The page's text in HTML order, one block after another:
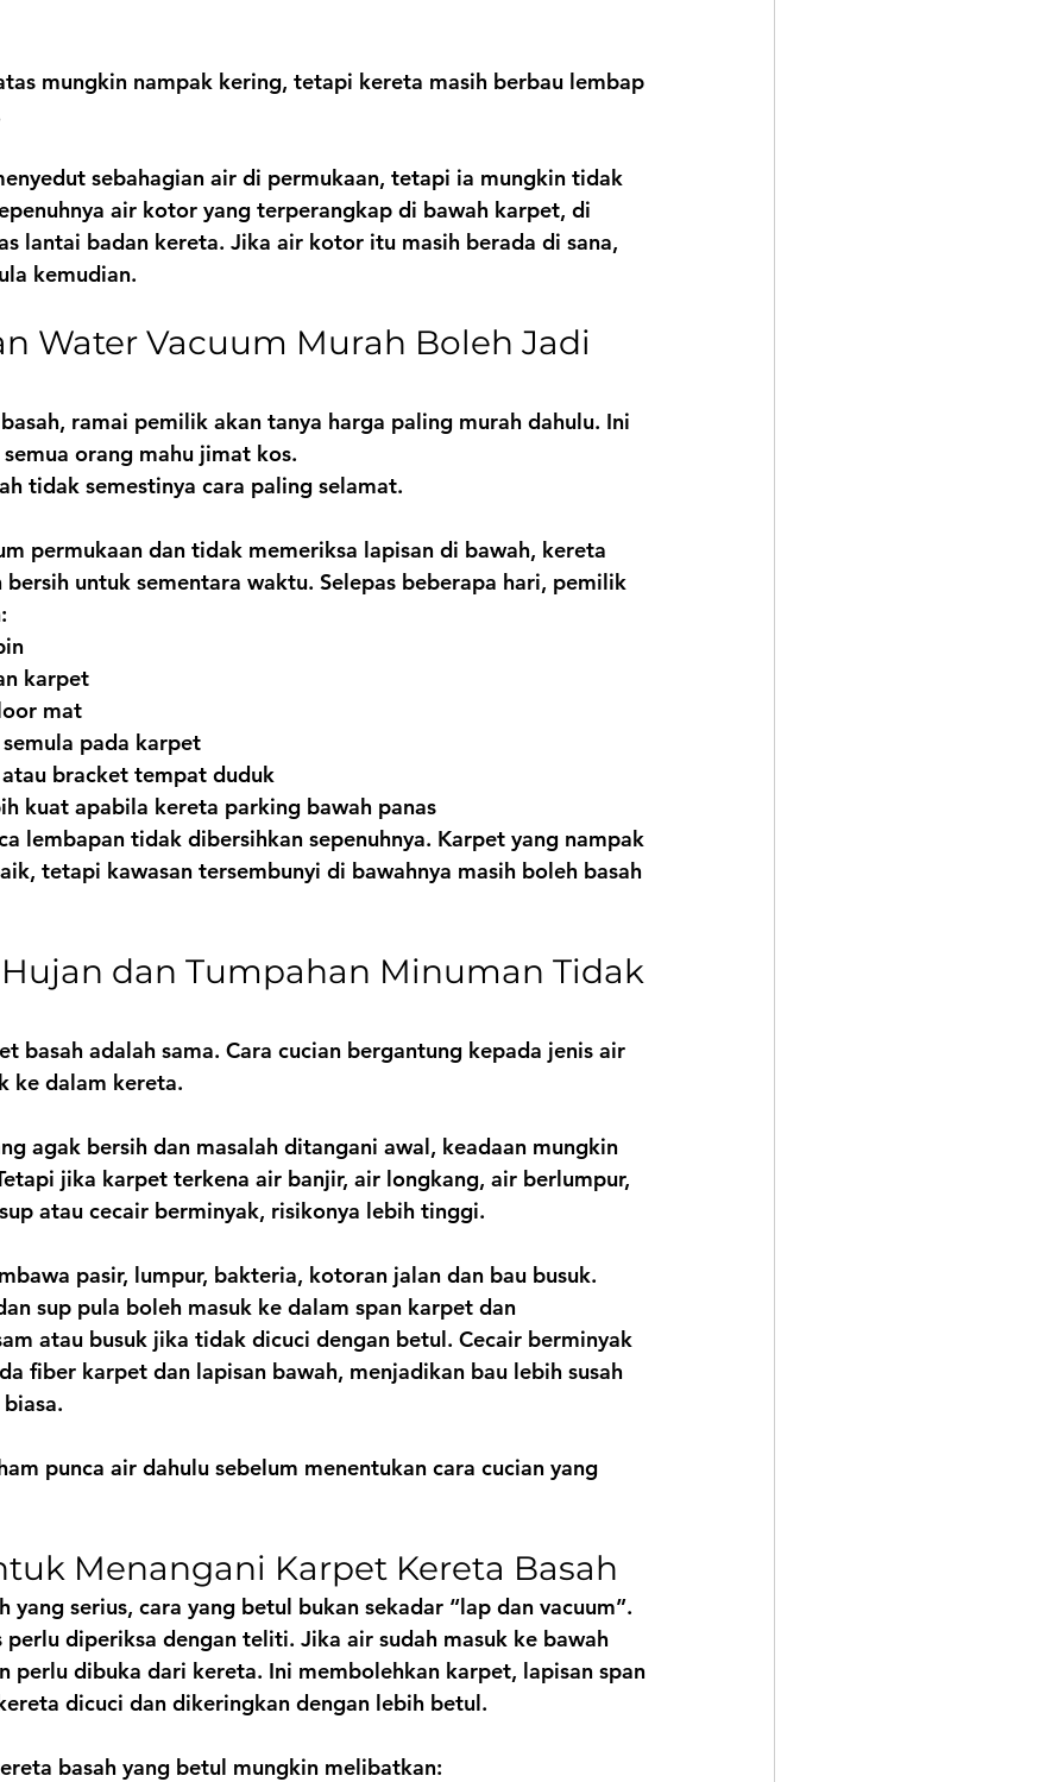
mungkin nampak kering, tetapi kereta masih berbau lembap
sebahagian air di permukaan, tetapi ia mungkin tidak
air kotor yang terperangkap di bawah karpet, di
lantai badan kereta. Jika air kotor itu masih berada di sana,
kemudian.
Water Vacuum Murah Boleh Jadi
ramai pemilik akan tanya harga paling murah dahulu. Ini
orang mahu jimat kos.
tidak semestinya cara paling selamat.
permukaan dan tidak memeriksa lapisan di bawah, kereta
untuk sementara waktu. Selepas beberapa hari, pemilik
karpet
mat
pada karpet
bracket tempat duduk
kuat apabila kereta parking bawah panas
lembapan tidak dibersihkan sepenuhnya. Karpet yang nampak
tetapi kawasan tersembunyi di bawahnya masih boleh basah
dan Tumpahan Minuman Tidak
basah adalah sama. Cara cucian bergantung kepada jenis air
ke dalam kereta.
agak bersih dan masalah ditangani awal, keadaan mungkin
jika karpet terkena air banjir, air longkang, air berlumpur,
atau cecair berminyak, risikonya lebih tinggi.
pasir, lumpur, bakteria, kotoran jalan dan bau busuk.
sup pula boleh masuk ke dalam span karpet dan
atau busuk jika tidak dicuci dengan betul. Cecair berminyak
fiber karpet dan lapisan bawah, menjadikan bau lebih susah
punca air dahulu sebelum menentukan cara cucian yang
Menangani Karpet Kereta Basah
yang serius, cara yang betul bukan sekadar “lap dan vacuum”.
perlu diperiksa dengan teliti. Jika air sudah masuk ke bawah
perlu dibuka dari kereta. Ini membolehkan karpet, lapisan span
dicuci dan dikeringkan dengan lebih betul.
basah yang betul mungkin melibatkan: